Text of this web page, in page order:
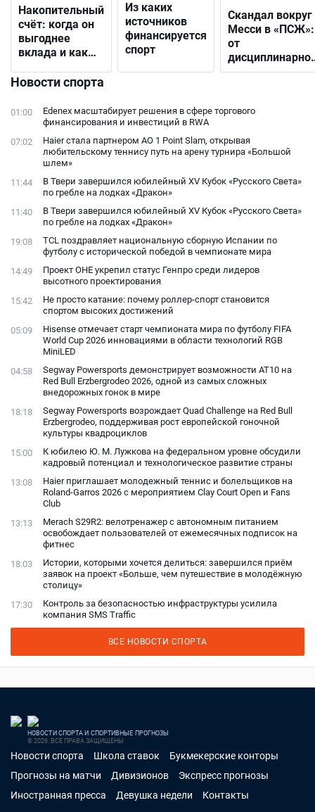
Накопительный
счёт: когда он
выгоднее
вклада и как
подходящий
Из каких
источников
финансируется
спорт
Скандал вокруг
Месси в «ПСЖ»:
от
решения до
фанатами
Новости спорта
01:00
Edenex масштабирует решения в сфере торгового
финансирования и инвестиций в RWA
07:02
Haier стала партнером AO 1 Point Slam, открывая
любительскому теннису путь на арену турнира «Большой
шлем»
11:44
В Твери завершился юбилейный XV Кубок «Русского Света»
по гребле на лодках «Дракон»
11:40
В Твери завершился юбилейный XV Кубок «Русского Света»
по гребле на лодках «Дракон»
19:08
TCL поздравляет национальную сборную Испании по
футболу с исторической победой в чемпионате мира
14:49
Проект ОНЕ укрепил статус Генпро среди лидеров
высотного проектирования
15:42
Не просто катание: почему роллер-спорт становится
спортом высоких достижений
05:09
Hisense отмечает старт чемпионата мира по футболу FIFA
World Cup 2026 инновациями в области технологий RGB
MiniLED
04:58
Segway Powersports демонстрирует возможности AT10 на
Red Bull Erzbergrodeo 2026, одной из самых сложных
внедорожных гонок в мире
18:18
Segway Powersports возрождает Quad Challenge на Red Bull
Erzbergrodeo, поддерживая рост европейской гоночной
культуры квадроциклов
15:00
К юбилею Ю. М. Лужкова на федеральном уровне обсудили
кадровый потенциал и технологическое развитие страны
13:08
Haier приглашает молодежный теннис и болельщиков на
Roland-Garros 2026 с мероприятием Clay Court Open и Fans
Club
13:13
Merach S29R2: велотренажер с автономным питанием
освобождает пользователей от ежемесячных подписок на
фитнес
18:03
Истории, которыми хочется делиться: завершился приём
заявок на проект «Больше, чем путешествие в молодёжную
столицу»
17:30
Контроль за безопасностью инфраструктуры усилила
компания SMS Traffic
ВСЕ НОВОСТИ СПОРТА
НОВОСТИ СПОРТА И СПОРТИВНЫЕ ПРОГНОЗЫ
© 2026. ВСЕ ПРАВА ЗАЩИЩЕНЫ
Новости спорта Школа ставок
Букмекерские конторы
Прогнозы на матчи
Дивизионов
Экспресс прогнозы
Иностранная пресса
Девушка недели Контакты